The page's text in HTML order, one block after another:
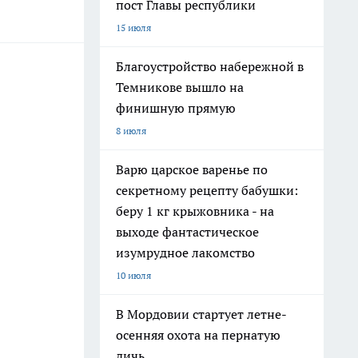
пост Главы республики
15 июля
Благоустройство набережной в
Темникове вышло на
финишную прямую
8 июля
Варю царское варенье по
секретному рецепту бабушки:
беру 1 кг крыжовника - на
выходе фантастическое
изумрудное лакомство
10 июля
В Мордовии стартует летне-
осенняя охота на пернатую